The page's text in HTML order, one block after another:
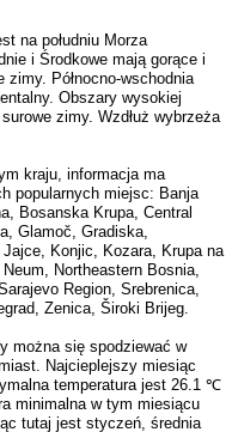
na południu Morza
i Środkowe mają gorące i
Północno-wschodnia
Obszary wysokiej
zimy. Wzdłuż wybrzeża
kraju, informacja ma
popularnych miejsc: Banja
Bosanska Krupa, Central
Glamoč, Gradiska,
Konjic, Kozara, Krupa na
Northeastern Bosnia,
Region, Srebrenica,
Zenica, Široki Brijeg.
można się spodziewać w
Najcieplejszy miesiąc
temperatura jest 26.1 ℃
minimalna w tym miesiącu
tutaj jest styczeń, średnia